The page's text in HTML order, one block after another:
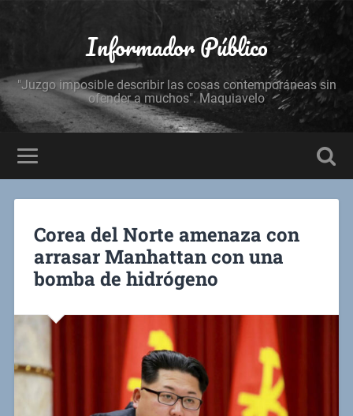
Informador Público
"Juzgo imposible describir las cosas contemporáneas sin
ofender a muchos". Maquiavelo
Corea del Norte amenaza con
arrasar Manhattan con una
bomba de hidrógeno